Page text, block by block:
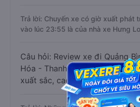
Trả lời: Chuyến xe có giờ xuất phát
vào lúc 23:55 là của nhà xe Hưng
Câu hỏi: Review xe đi Quảng
Hóa - Thanh Hóa nào có chất
xuất sắc, cao cấp nhất?